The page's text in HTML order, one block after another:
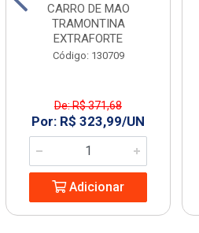
CARRO DE MAO
TRAMONTINA
EXTRAFORTE
Código: 130709
De: R$ 371,68
Por: R$ 323,99/UN
Adicionar